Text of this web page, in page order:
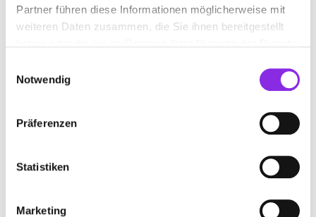
Partner führen diese Informationen möglicherweise mit
weiteren Daten zusammen, die Sie ihnen bereitgestellt
Notwendig
Präferenzen
Statistiken
Marketing
Finden
+4993421314